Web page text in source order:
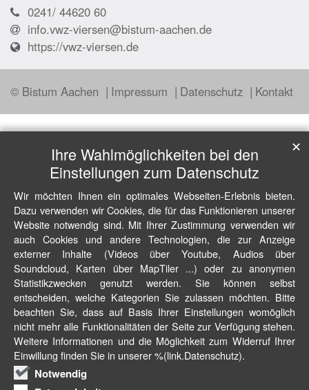
0241/ 44620 60
info.vwz-viersen@bistum-aachen.de
https://vwz-viersen.de
© Bistum Aachen Impressum Datenschutz Kontakt
Ihre Wahlmöglichkeiten bei den
Einstellungen zum Datenschutz
Wir möchten Ihnen ein optimales Webseiten-Erlebnis bieten.
Dazu verwenden wir Cookies, die für das Funktionieren unserer
Website notwendig sind. Mit Ihrer Zustimmung verwenden wir
auch Cookies und andere Technologien, die zur Anzeige
externer Inhalte (Videos über Youtube, Audios über
Soundcloud, Karten über MapTiler ...) oder zu anonymen
Statistikzwecken genutzt werden. Sie können selbst
entscheiden, welche Kategorien Sie zulassen möchten. Bitte
beachten Sie, dass auf Basis Ihrer Einstellungen womöglich
nicht mehr alle Funktionalitäten der Seite zur Verfügung stehen.
Weitere Informationen und die Möglichkeit zum Widerruf Ihrer
Einwillung finden Sie in unserer %(link.Datenschutz).
Notwendig
✕